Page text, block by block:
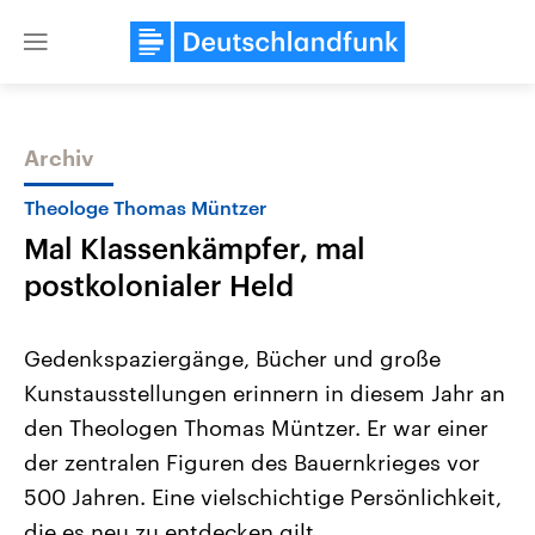
Close
Themen
Landtagswahl Sachsen-Anhalt
2026
Alle Informationen
Sachsen-Anhalt wählt am 6.
September 2026 einen neuen
Landtag. Seit 2021 wird das
Bundesland von einer Koalition aus
Aktuelle Beiträge,
Hintergründe
Wirtschaftlich und
gehören die Vereinigten
den mächtigsten Ländern
Archiv
Theologe Thomas Müntzer
Mal Klassenkämpfer, mal
postkolonialer Held
Gedenkspaziergänge, Bücher und große
Kunstausstellungen erinnern in diesem Jahr an
den Theologen Thomas Müntzer. Er war einer
der zentralen Figuren des Bauernkrieges vor
500 Jahren. Eine vielschichtige Persönlichkeit,